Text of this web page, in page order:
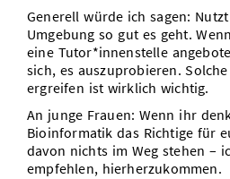
Generell würde ich sagen:
Umgebung so gut es geht.
eine Tutor*innenstelle
sich, es auszuprobieren.
ergreifen ist wirklich wichtig.
An junge Frauen: Wenn ihr
Bioinformatik das Richtige für
davon nichts im Weg stehen –
empfehlen, hierherzukommen.